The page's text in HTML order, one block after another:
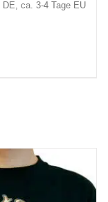
ca. 3-4 Tage EU